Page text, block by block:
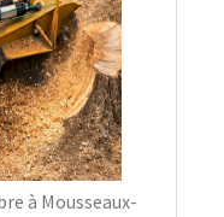
à Mousseaux-